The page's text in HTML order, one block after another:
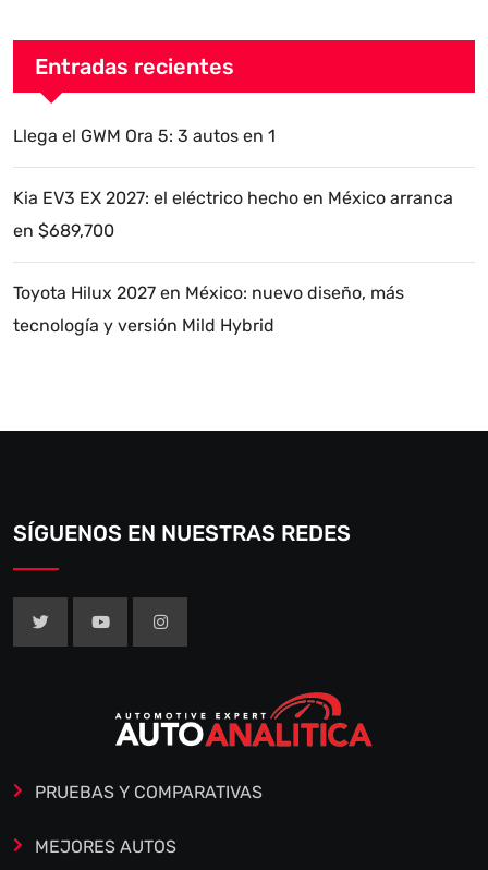
Entradas recientes
Llega el GWM Ora 5: 3 autos en 1
Kia EV3 EX 2027: el eléctrico hecho en México arranca
en $689,700
Toyota Hilux 2027 en México: nuevo diseño, más
tecnología y versión Mild Hybrid
SÍGUENOS EN NUESTRAS REDES
PRUEBAS Y COMPARATIVAS
MEJORES AUTOS